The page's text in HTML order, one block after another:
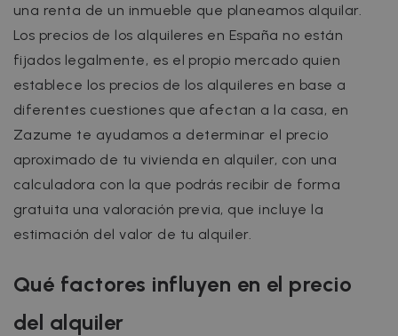
una renta de un inmueble que planeamos alquilar.
Los precios de los alquileres en España no están
fijados legalmente, es el propio mercado quien
establece los precios de los alquileres en base a
diferentes cuestiones que afectan a la casa, en
Zazume te ayudamos a determinar el precio
aproximado de tu vivienda en alquiler, con una
calculadora con la que podrás recibir de forma
gratuita una valoración previa, que incluye la
estimación del valor de tu alquiler.
Qué factores influyen en el precio
del alquiler